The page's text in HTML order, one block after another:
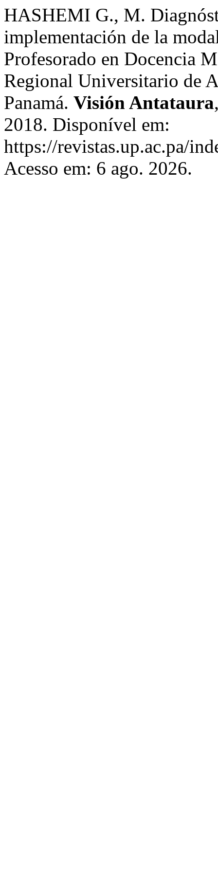
HASHEMI G., M.
implementación de la
Profesorado en Docencia
Regional Universitario de
Panamá. Visión Antataura
2018. Disponível em:
https://revistas.up.ac.pa/
Acesso em: 6 ago. 2026.